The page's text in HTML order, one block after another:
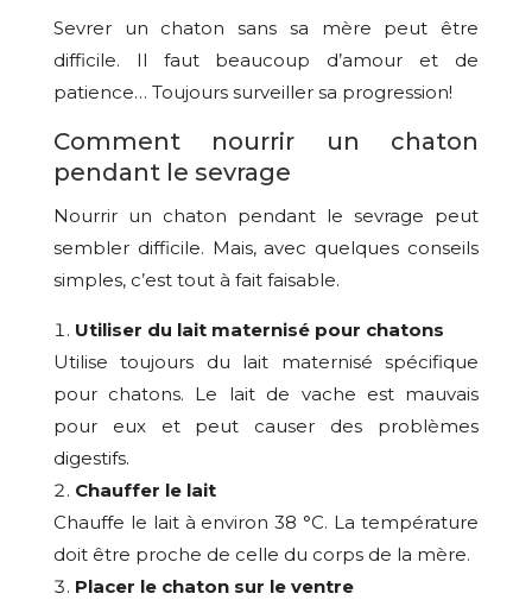
Sevrer un chaton sans sa mère peut être
difficile. Il faut beaucoup d’amour et de
patience… Toujours surveiller sa progression!
Comment nourrir un chaton
pendant le sevrage
Nourrir un chaton pendant le sevrage peut
sembler difficile. Mais, avec quelques conseils
simples, c’est tout à fait faisable.
Utiliser du lait maternisé pour chatons
Utilise toujours du lait maternisé spécifique
pour chatons. Le lait de vache est mauvais
pour eux et peut causer des problèmes
digestifs.
Chauffer le lait
Chauffe le lait à environ 38 °C. La température
doit être proche de celle du corps de la mère.
Placer le chaton sur le ventre